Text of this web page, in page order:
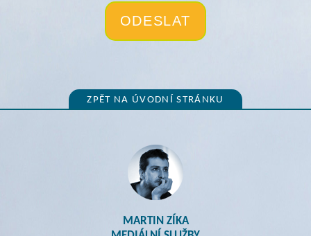
ZPĚT NA ÚVODNÍ STRÁNKU
MARTIN ZÍKA